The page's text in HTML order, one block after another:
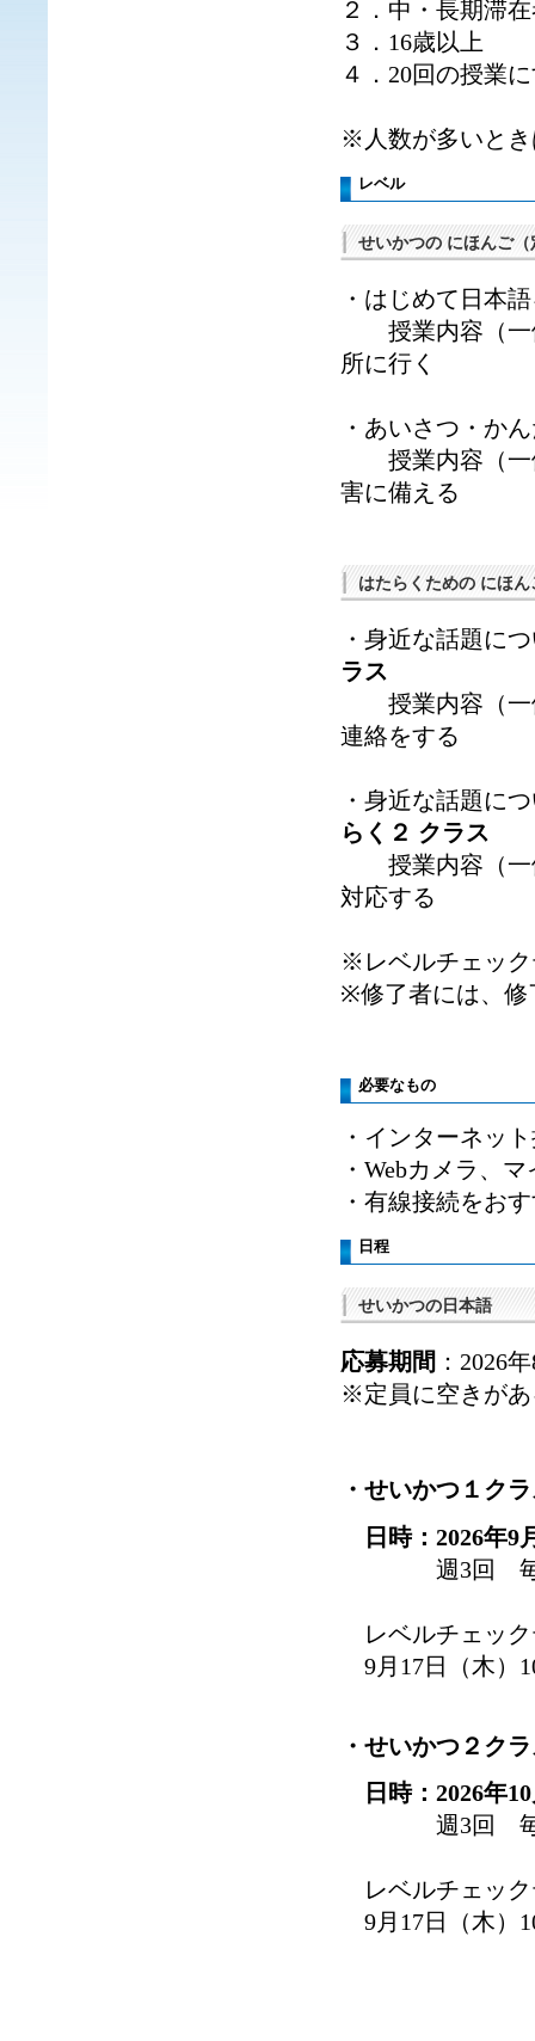
２．中・長期滞
３．16歳以上
４．20回の授業
※人数が多いとき
レベル
せいかつの にほんご
・はじめて日
授業内容（一
所に行く
・あいさつ・
授業内容（一
害に備える
はたらくための にほ
・身近な話題
ラス
授業内容（一
連絡をする
・身近な話題に
らく２ クラス
授業内容（一
対応する
※レベルチェッ
※修了者には、修
必要なもの
・インターネッ
・Webカメラ、
・有線接続をお
日程
せいかつの日本語
応募期間 ：2026
※定員に空きが
・せいかつ１ク
日時：2026年9
週3回 毎週
レベルチェック
9月17日（木）
・せいかつ２ク
日時：2026年
週3回 毎週
レベルチェック
9月17日（木）